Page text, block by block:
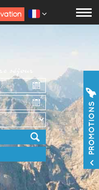
PROMOTIONS
séjour